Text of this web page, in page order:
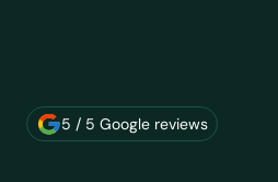
Over ons merk
5 / 5 Google reviews